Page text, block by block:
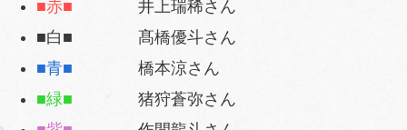
■赤■ 井上瑞稀さん
■白■ 髙橋優斗さん
■青■ 橋本涼さん
■緑■ 猪狩蒼弥さん